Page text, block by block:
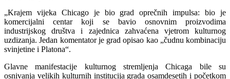
„Krajem vijeka Chicago je bio grad oprečnih impulsa: bio je
komercijalni centar koji se bavio osnovnim proizvodima
industrijskog društva i zajednica zahvaćena vjetrom kulturnog
uzdizanja. Jedan komentator je grad opisao kao „čudnu kombinaciju
svinjetine i Platona“.
Glavne manifestacije kulturnog stremljenja Chicaga bile su
osnivanja velikih kulturnih institucija grada osamdesetih i početkom